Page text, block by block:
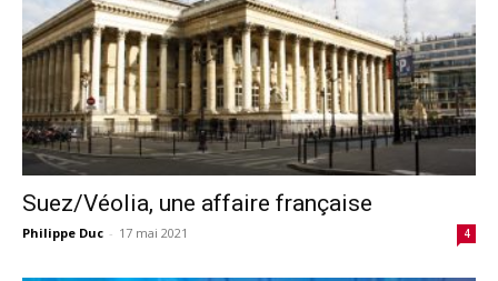
Suez/Véolia, une affaire française
Philippe Duc - 17 mai 2021 4